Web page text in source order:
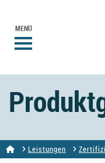
MENÜ
Leistungen